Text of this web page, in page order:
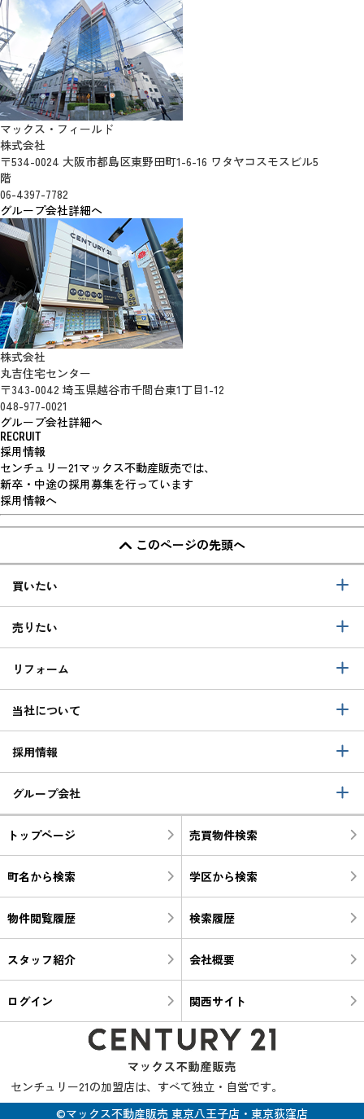
マックス・フィールド
株式会社
〒534-0024 大阪市都島区東野田町1-6-16 ワタヤコスモスビル5
階
06-4397-7782
グループ会社詳細へ
株式会社
丸吉住宅センター
〒343-0042 埼玉県越谷市千間台東1丁目1-12
048-977-0021
グループ会社詳細へ
RECRUIT
採用情報
センチュリー21マックス不動産販売では、
新卒・中途の採用募集を行っています
採用情報へ
このページの先頭へ
買いたい
売りたい
リフォーム
当社について
採用情報
グループ会社
トップページ 売買物件検索
町名から検索 学区から検索
物件閲覧履歴 検索履歴
スタッフ紹介 会社概要
ログイン 関西サイト
センチュリー21の加盟店は、すべて独立・自営です。
©マックス不動産販売 東京八王子店・東京荻窪店